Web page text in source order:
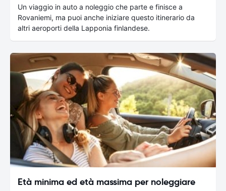
Un viaggio in auto a noleggio che parte e finisce a
Rovaniemi, ma puoi anche iniziare questo itinerario da
altri aeroporti della Lapponia finlandese.
Età minima ed età massima per noleggiare